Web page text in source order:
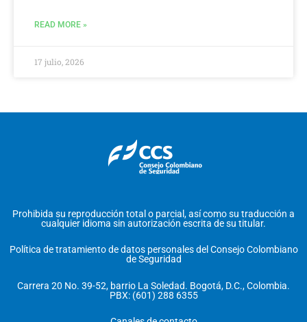
READ MORE »
17 julio, 2026
Prohibida su reproducción total o parcial, así como su traducción a
cualquier idioma sin autorización escrita de su titular.
Política de tratamiento de datos personales del Consejo Colombiano
de Seguridad
Carrera 20 No. 39-52, barrio La Soledad. Bogotá, D.C., Colombia.
PBX: (601) 288 6355